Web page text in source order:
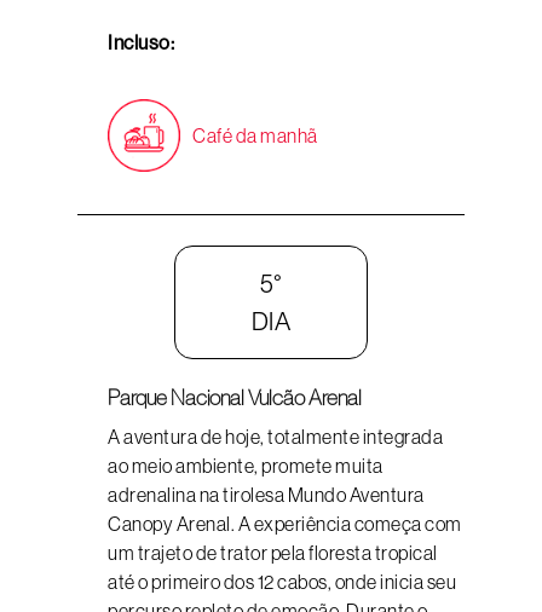
Incluso:
Café da manhã
5°
DIA
Parque Nacional Vulcão Arenal
A aventura de hoje, totalmente integrada
ao meio ambiente, promete muita
adrenalina na tirolesa Mundo Aventura
Canopy Arenal. A experiência começa com
um trajeto de trator pela floresta tropical
até o primeiro dos 12 cabos, onde inicia seu